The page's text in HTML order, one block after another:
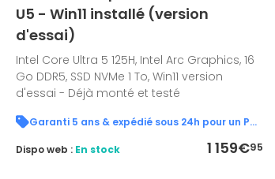
U5 - Win11 installé (version
d'essai)
Intel Core Ultra 5 125H, Intel Arc Graphics, 16
Go DDR5, SSD NVMe 1 To, Win11 version
d'essai - Déjà monté et testé
Garanti 5 ans & expédié sous 24h pour un PC en stock !
1 159€95
Dispo web : En stock